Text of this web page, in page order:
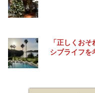
「正しくお
シブライフを